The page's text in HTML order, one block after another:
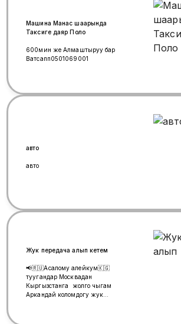
Машина Манас шаарында
Таксиге даяр Поло
600мин же Алмаштыруу бар
Ватсапп0501069001
авто
авто
Жук передача алып кетем
📢🇷🇺Асалому алейкум🇰🇬
туугандар Москвадан
Кыргызстанга жолго чыгам
Аркандай коломдогу жук